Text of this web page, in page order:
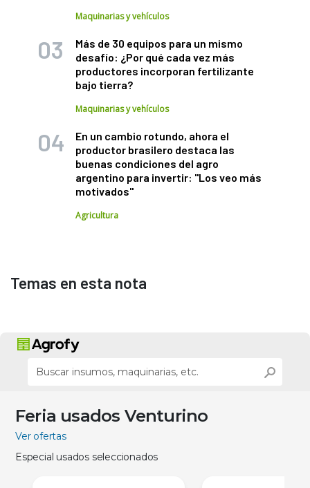
Maquinarias y vehículos
Más de 30 equipos para un mismo
desafío: ¿Por qué cada vez más
productores incorporan fertilizante
bajo tierra?
Maquinarias y vehículos
En un cambio rotundo, ahora el
productor brasilero destaca las
buenas condiciones del agro
argentino para invertir: "Los veo más
motivados"
Agricultura
Temas en esta nota
Feria usados Venturino
Ver ofertas
Especial usados seleccionados